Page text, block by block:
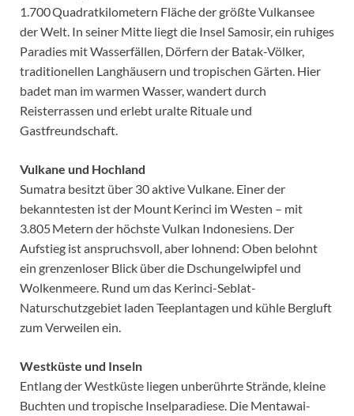
1.700 Quadratkilometern Fläche der größte Vulkansee
der Welt. In seiner Mitte liegt die Insel Samosir, ein ruhiges
Paradies mit Wasserfällen, Dörfern der Batak-Völker,
traditionellen Langhäusern und tropischen Gärten. Hier
badet man im warmen Wasser, wandert durch
Reisterrassen und erlebt uralte Rituale und
Gastfreundschaft.
Vulkane und Hochland
Sumatra besitzt über 30 aktive Vulkane. Einer der
bekanntesten ist der Mount Kerinci im Westen – mit
3.805 Metern der höchste Vulkan Indonesiens. Der
Aufstieg ist anspruchsvoll, aber lohnend: Oben belohnt
ein grenzenloser Blick über die Dschungelwipfel und
Wolkenmeere. Rund um das Kerinci-Seblat-
Naturschutzgebiet laden Teeplantagen und kühle Bergluft
zum Verweilen ein.
Westküste und Inseln
Entlang der Westküste liegen unberührte Strände, kleine
Buchten und tropische Inselparadiese. Die Mentawai-